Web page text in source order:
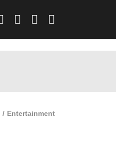
Facebook
Instagram
LinkedIn
Entertainment